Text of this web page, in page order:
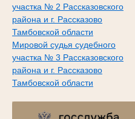
участка № 2 Рассказовского
района и г. Рассказово
Тамбовской области
Мировой судья судебного
участка № 3 Рассказовского
района и г. Рассказово
Тамбовской области